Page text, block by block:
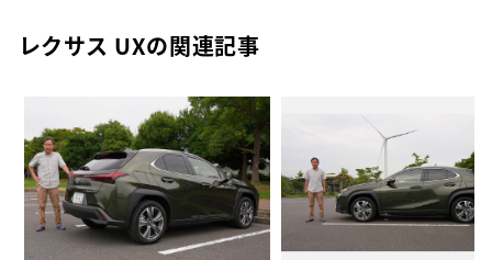
レクサス UXの関連記事